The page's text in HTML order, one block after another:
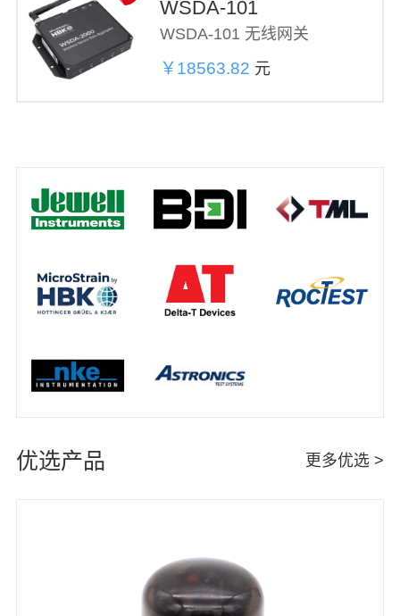
WSDA-101
WSDA‑101 无线网关
￥18563.82 元
优选产品 更多优选 >